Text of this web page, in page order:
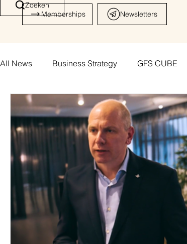
Zoeken
Memberships Newsletters
All News Business Strategy GFS CUBE